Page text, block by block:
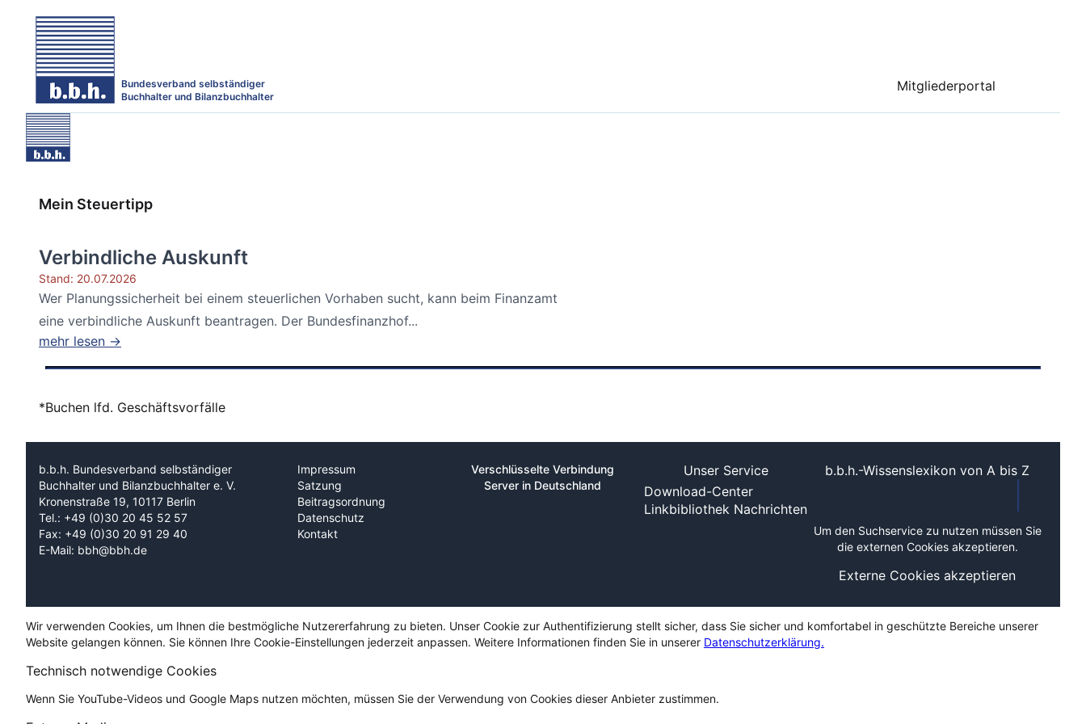
Bundesverband selbständiger
Buchhalter und Bilanzbuchhalter
Mitgliederportal
Mein Steuertipp
Verbindliche Auskunft
Stand: 20.07.2026
Wer Planungssicherheit bei einem steuerlichen Vorhaben sucht, kann beim Finanzamt
eine verbindliche Auskunft beantragen. Der Bundesfinanzhof...
mehr lesen →
*Buchen lfd. Geschäftsvorfälle
b.b.h. Bundesverband selbständiger
Buchhalter und Bilanzbuchhalter e. V.
Kronenstraße 19, 10117 Berlin
Tel.: +49 (0)30 20 45 52 57
Fax: +49 (0)30 20 91 29 40
E-Mail: bbh@bbh.de
Impressum
Satzung
Beitragsordnung
Datenschutz
Kontakt
Verschlüsselte Verbindung
Server in Deutschland
Unser Service
Download-Center
Linkbibliothek Nachrichten
b.b.h.-Wissenslexikon von A bis Z
Um den Suchservice zu nutzen müssen Sie
die externen Cookies akzeptieren.
Externe Cookies akzeptieren
Wir verwenden Cookies, um Ihnen die bestmögliche Nutzererfahrung zu bieten. Unser Cookie zur Authentifizierung stellt sicher, dass Sie sicher und komfortabel in geschützte Bereiche unserer
Website gelangen können. Sie können Ihre Cookie-Einstellungen jederzeit anpassen. Weitere Informationen finden Sie in unserer Datenschutzerklärung.
Technisch notwendige Cookies
Wenn Sie YouTube-Videos und Google Maps nutzen möchten, müssen Sie der Verwendung von Cookies dieser Anbieter zustimmen.